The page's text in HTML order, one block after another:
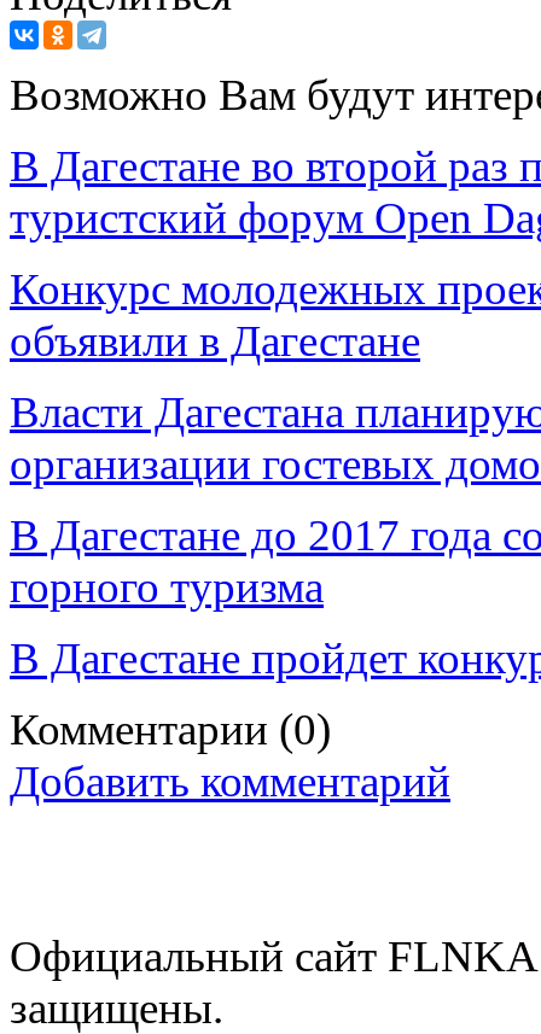
Возможно Вам будут
В Дагестане во второй
туристский форум Open
Конкурс молодежных
объявили в Дагестане
Власти Дагестана
организации гостевых
В Дагестане до 2017 года
горного туризма
В Дагестане пройдет
Комментарии (0)
Добавить комментарий
Официальный сайт
защищены.